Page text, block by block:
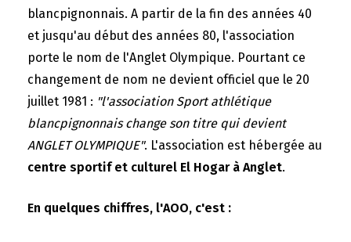
blancpignonnais. A partir de la fin des années 40
et jusqu'au début des années 80, l'association
porte le nom de l'Anglet Olympique. Pourtant ce
changement de nom ne devient officiel que le 20
juillet 1981 : "l'association Sport athlétique
blancpignonnais change son titre qui devient
ANGLET OLYMPIQUE". L'association est hébergée au
centre sportif et culturel El Hogar à Anglet.
En quelques chiffres, l'AOO, c'est :